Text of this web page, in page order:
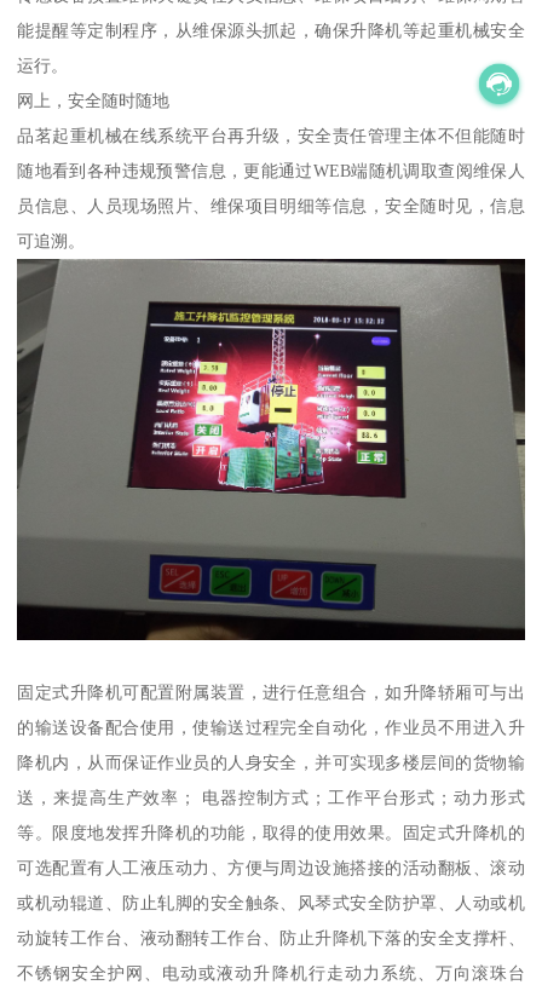
能提醒等定制程序，从维保源头抓起，确保升降机等起重机械安全
运行。
网上，安全随时随地
品茗起重机械在线系统平台再升级，安全责任管理主体不但能随时
随地看到各种违规预警信息，更能通过WEB端随机调取查阅维保人
员信息、人员现场照片、维保项目明细等信息，安全随时见，信息
可追溯。
固定式升降机可配置附属装置，进行任意组合，如升降轿厢可与出
的输送设备配合使用，使输送过程完全自动化，作业员不用进入升
降机内，从而保证作业员的人身安全，并可实现多楼层间的货物输
送，来提高生产效率； 电器控制方式；工作平台形式；动力形式
等。限度地发挥升降机的功能，取得的使用效果。固定式升降机的
可选配置有人工液压动力、方便与周边设施搭接的活动翻板、滚动
或机动辊道、防止轧脚的安全触条、风琴式安全防护罩、人动或机
动旋转工作台、液动翻转工作台、防止升降机下落的安全支撑杆、
不锈钢安全护网、电动或液动升降机行走动力系统、万向滚珠台